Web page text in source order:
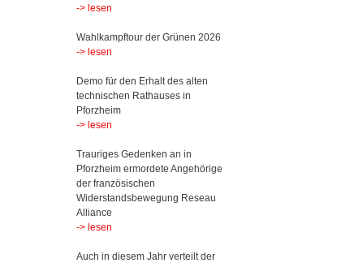
-> lesen
Wahlkampftour der Grünen 2026
-> lesen
Demo für den Erhalt des alten
technischen Rathauses in
Pforzheim
-> lesen
Trauriges Gedenken an in
Pforzheim ermordete Angehörige
der französischen
Widerstandsbewegung Reseau
Alliance
-> lesen
Auch in diesem Jahr verteilt der